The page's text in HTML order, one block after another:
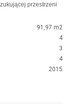
przestrzeni
91,97 m2
4
3
4
2015